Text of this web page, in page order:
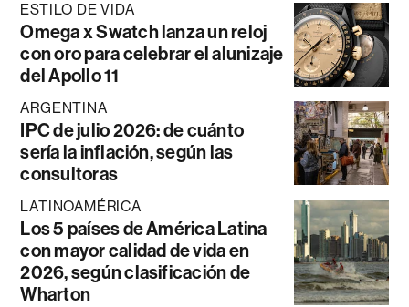
ESTILO DE VIDA
Omega x Swatch lanza un reloj
con oro para celebrar el alunizaje
del Apollo 11
ARGENTINA
IPC de julio 2026: de cuánto
sería la inflación, según las
consultoras
LATINOAMÉRICA
Los 5 países de América Latina
con mayor calidad de vida en
2026, según clasificación de
Wharton